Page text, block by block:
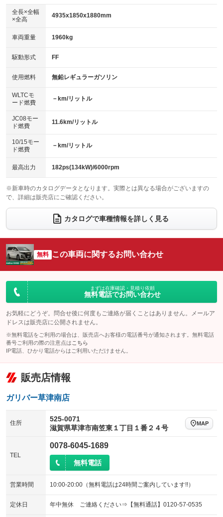
：装備なし
パワーウィンドウ
アイドリングストップ
：装備なし
USB入力端子
：装備あり
100V電源
：装備あり
センターデフロック
：装備なし
電動格納ミラー
：装備なし
アルミホイール：18インチ
：装備あり
HID(キセノンライト)
バックカメラ
エアロ
：装備あり
ローダウン
：装備なし
ベンチシート
：装備なし
チップアップシート
：装備なし
電動格納サードシート
：装備なし シートヒーター
：装備なし
ウォークスルー
電動リアゲート フロントカメラ
：装備なし
シートエアコン
：装備なし 全周囲カメラ
：装備なし
サイドカメラ
：装備なし ルーフレール
：装備なし
エアサスペンション ヘッドライトウォッシャー
全長×全幅
×全高
4935x1850x1880mm
車両重量 1960kg
駆動形式 FF
使用燃料 無鉛レギュラーガソリン
WLTCモ
ード燃費
－km/リットル
JC08モー
ド燃費
11.6km/リットル
10/15モー
ド燃費
－km/リットル
最高出力 182ps(134kW)/6000rpm
※新車時のカタログデータとなります。実際とは異なる場合がございますの
で、詳細は販売店にご確認ください。
カタログで車種情報を詳しく見る
無料 この車両に関するお問い合わせ
まずは在庫確認・見積り依頼
無料電話でお問い合わせ
お気軽にどうぞ。問合せ後に何度もご連絡が届くことはありません。メールア
ドレスは販売店に公開されません。
※無料電話をご利用の場合は、販売店へお客様の電話番号が通知されます。無料電話
番号ご利用の際の注意点は こちら
IP電話、ひかり電話からはご利用いただけません。
販売店情報
ガリバー草津南店
住所
525-0071
滋賀県草津市南笠東１丁目１番２４号
MAP
TEL
0078-6045-1689
無料電話
営業時間 10:00-20:00（無料電話は24時間ご案内しています!!）
定休日 年中無休 ご連絡ください⇒【無料通話】0120-57-0535